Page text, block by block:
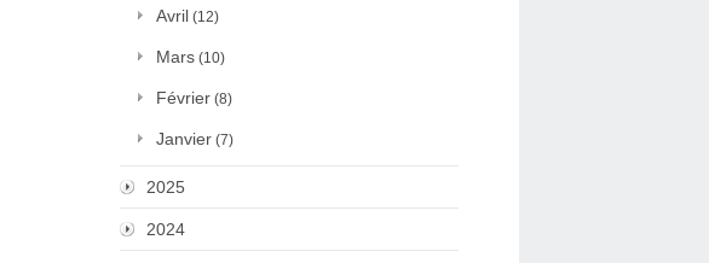
Avril (12)
Mars (10)
Février (8)
Janvier (7)
2025
2024